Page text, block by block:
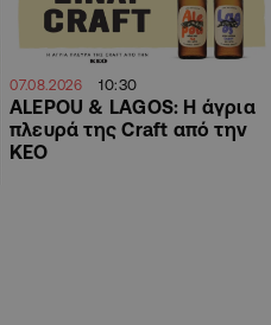
07.08.2026 10:30
ALEPOU & LAGOS: Η άγρια
πλευρά της Craft από την
ΚΕΟ